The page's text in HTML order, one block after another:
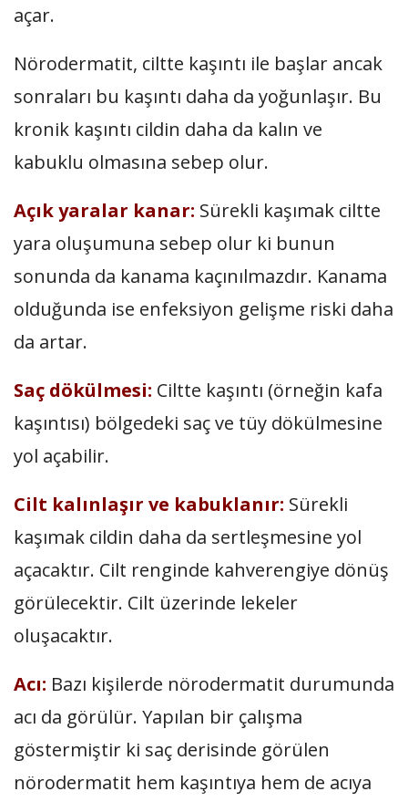
açar.
Nörodermatit, ciltte kaşıntı ile başlar ancak
sonraları bu kaşıntı daha da yoğunlaşır. Bu
kronik kaşıntı cildin daha da kalın ve
kabuklu olmasına sebep olur.
Açık yaralar kanar: Sürekli kaşımak ciltte
yara oluşumuna sebep olur ki bunun
sonunda da kanama kaçınılmazdır. Kanama
olduğunda ise enfeksiyon gelişme riski daha
da artar.
Saç dökülmesi: Ciltte kaşıntı (örneğin kafa
kaşıntısı) bölgedeki saç ve tüy dökülmesine
yol açabilir.
Cilt kalınlaşır ve kabuklanır: Sürekli
kaşımak cildin daha da sertleşmesine yol
açacaktır. Cilt renginde kahverengiye dönüş
görülecektir. Cilt üzerinde lekeler
oluşacaktır.
Acı: Bazı kişilerde nörodermatit durumunda
acı da görülür. Yapılan bir çalışma
göstermiştir ki saç derisinde görülen
nörodermatit hem kaşıntıya hem de acıya